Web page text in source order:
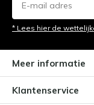
* Lees hier de
Meer informatie
Klantenservice